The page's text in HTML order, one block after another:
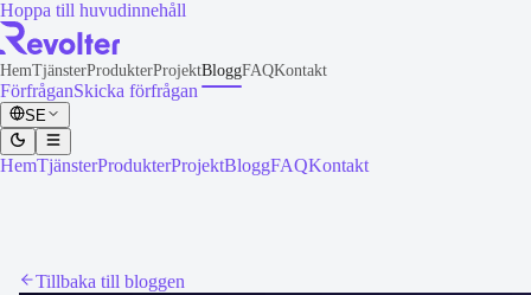
Hoppa till huvudinnehåll
HemTjänsterProdukterProjektBloggFAQKontakt
FörfråganSkicka förfrågan
SE
HemTjänsterProdukterProjektBloggFAQKontakt
Tillbaka till bloggen